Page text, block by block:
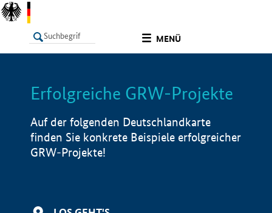
MENÜ
LISTE Info
Erfolgreiche GRW-Projekte
Auf der folgenden Deutschlandkarte
finden Sie konkrete Beispiele erfolgreicher
GRW-Projekte!